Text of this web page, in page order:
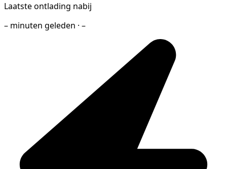
Laatste ontlading nabij
– minuten geleden · –